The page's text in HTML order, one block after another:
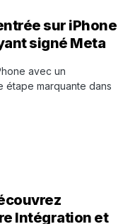
sur iPhone
signé Meta
avec un
étape marquante dans
Intégration et